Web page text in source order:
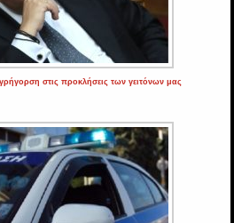
στις προκλήσεις των γειτόνων μας